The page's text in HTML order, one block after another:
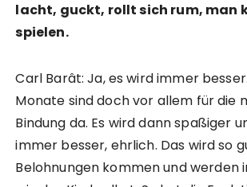
lacht, guckt, rollt sich rum, man
spielen.
Carl Barât: Ja, es wird immer
Monate sind doch vor allem für die
Bindung da. Es wird dann spaßiger
immer besser, ehrlich. Das wird so
Belohnungen kommen und werden